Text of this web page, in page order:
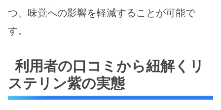
つ、味覚への影響を軽減することが可能で
す。
利用者の口コミから紐解くリ
ステリン紫の実態